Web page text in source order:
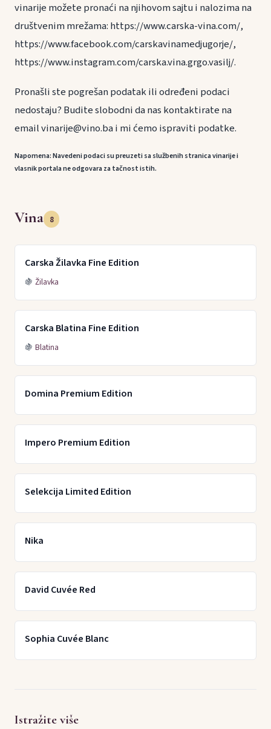
vinarije možete pronaći na njihovom sajtu i nalozima na
društvenim mrežama: https://www.carska-vina.com/,
https://www.facebook.com/carskavinamedjugorje/,
https://www.instagram.com/carska.vina.grgo.vasilj/.
Pronašli ste pogrešan podatak ili određeni podaci
nedostaju? Budite slobodni da nas kontaktirate na
email vinarije@vino.ba i mi ćemo ispraviti podatke.
Napomena: Navedeni podaci su preuzeti sa službenih stranica vinarije i
vlasnik portala ne odgovara za tačnost istih.
Vina 8
Carska Žilavka Fine Edition
🍇 Žilavka
Carska Blatina Fine Edition
🍇 Blatina
Domina Premium Edition
Impero Premium Edition
Selekcija Limited Edition
Nika
David Cuvée Red
Sophia Cuvée Blanc
Istražite više